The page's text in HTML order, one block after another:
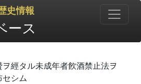
史情報
ース
經タル未成年者飮酒禁止法ヲ
シム